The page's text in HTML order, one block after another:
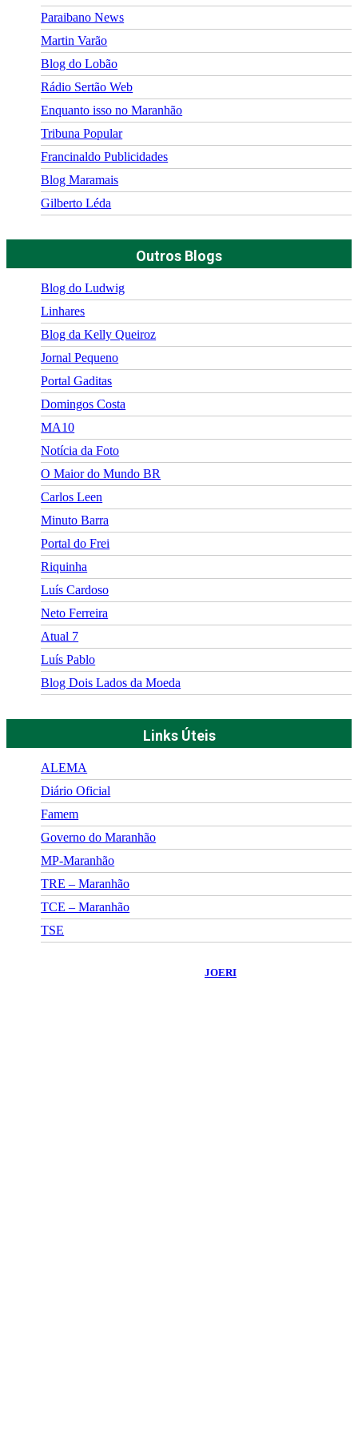
Paraibano News
Martin Varão
Blog do Lobão
Rádio Sertão Web
Enquanto isso no Maranhão
Tribuna Popular
Francinaldo Publicidades
Blog Maramais
Gilberto Léda
Outros Blogs
Blog do Ludwig
Linhares
Blog da Kelly Queiroz
Jornal Pequeno
Portal Gaditas
Domingos Costa
MA10
Notícia da Foto
O Maior do Mundo BR
Carlos Leen
Minuto Barra
Portal do Frei
Riquinha
Luís Cardoso
Neto Ferreira
Atual 7
Luís Pablo
Blog Dois Lados da Moeda
Links Úteis
ALEMA
Diário Oficial
Famem
Governo do Maranhão
MP-Maranhão
TRE – Maranhão
TCE – Maranhão
TSE
JOERI